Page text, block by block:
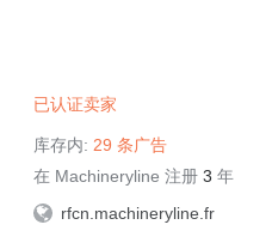
已认证卖家
库存内: 29 条广告
在 Machineryline 注册 3 年
rfcn.machineryline.fr